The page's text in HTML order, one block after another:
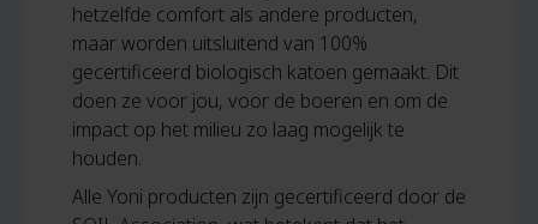
hetzelfde comfort als andere producten,
maar worden uitsluitend van 100%
gecertificeerd biologisch katoen gemaakt. Dit
doen ze voor jou, voor de boeren en om de
impact op het milieu zo laag mogelijk te
houden.
Alle Yoni producten zijn gecertificeerd door de